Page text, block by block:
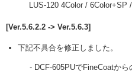
LUS-120 4Color / 6Color+SP /
[Ver.5.6.2.2 -> Ver.5.6.3]
下記不具合を修正しました。
- DCF-605PUでFineCoatから